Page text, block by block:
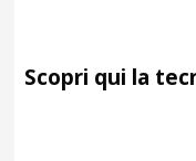
Scopri qui la